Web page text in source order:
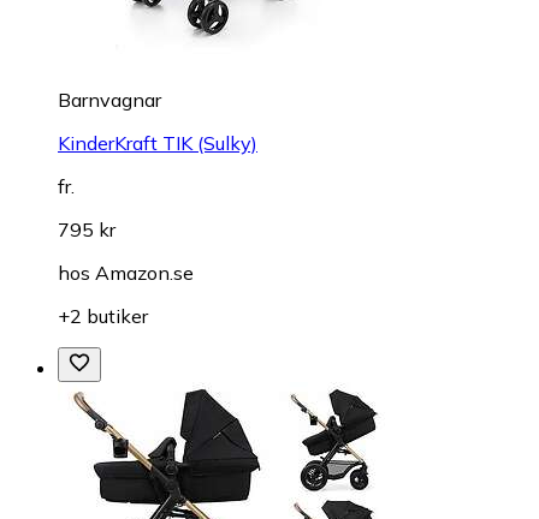
Barnvagnar
KinderKraft TIK (Sulky)
fr.
795 kr
hos Amazon.se
+2 butiker